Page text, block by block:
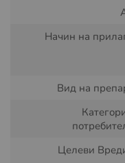
добър ефект,
пръскането е по-висока.
Преди
Начин на
Вид на
Целеви